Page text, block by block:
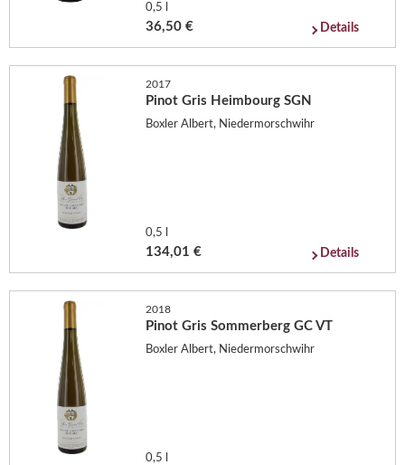
0,5 l
36,50 € Details
2017
Pinot Gris Heimbourg SGN
Boxler Albert, Niedermorschwihr
0,5 l
134,01 € Details
2018
Pinot Gris Sommerberg GC VT
Boxler Albert, Niedermorschwihr
0,5 l